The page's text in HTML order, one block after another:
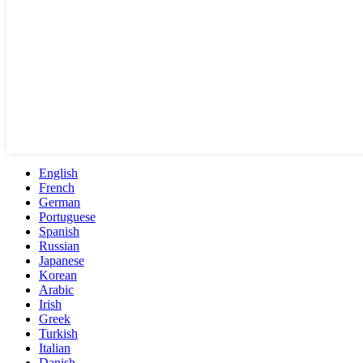
English
French
German
Portuguese
Spanish
Russian
Japanese
Korean
Arabic
Irish
Greek
Turkish
Italian